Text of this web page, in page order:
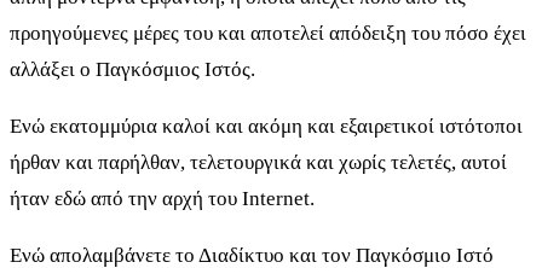
προηγούμενες μέρες του και αποτελεί απόδειξη του πόσο έχει
αλλάξει ο Παγκόσμιος Ιστός.
Ενώ εκατομμύρια καλοί και ακόμη και εξαιρετικοί ιστότοποι
ήρθαν και παρήλθαν, τελετουργικά και χωρίς τελετές, αυτοί
ήταν εδώ από την αρχή του Internet.
Ενώ απολαμβάνετε το Διαδίκτυο και τον Παγκόσμιο Ιστό